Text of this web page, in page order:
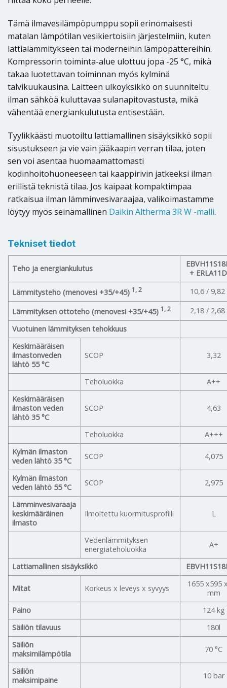
Tämä ilmavesilämpöpumppu sopii erinomaisesti
matalan lämpötilan vesikiertoisiin järjestelmiin, kuten
lattialämmitykseen tai moderneihin lämpöpattereihin.
Kompressorin toiminta-alue ulottuu jopa -25 °C, mikä
takaa luotettavan toiminnan myös kylminä
talvikuukausina. Laitteen ulkoyksikkö on suunniteltu
ilman sähköä kuluttavaa sulanapitovastusta, mikä
vähentää energiankulutusta entisestään.
Tyylikkäästi muotoiltu lattiamallinen sisäyksikkö sopii
sisustukseen ja vie vain jääkaapin verran tilaa, joten
sen voi asentaa huomaamattomasti
kodinhoitohuoneeseen tai kaappirivin jatkeeksi ilman
erillistä teknistä tilaa. Jos kaipaat kompaktimpaa
ratkaisua ilman lämminvesivaraajaa, valikoimastamme
löytyy myös seinämallinen Daikin Altherma 3R W -malli.
Tekniset tiedot
Teho ja energiankulutus
+
Lämmitysteho (menovesi +35/+45) 1, 2 10,6 / 9,82
Lämmityksen ottoteho (menovesi +35/+45) 1, 2
2,18 / 2,68
Vuotuinen lämmityksen tehokkuus
Keskimääräisen
ilmastonveden
lähtö 55 °C
SCOP 3,32
Teholuokka
A++
Keskimääräisen
ilmaston veden
lähtö 35 °C
SCOP 4,63
Teholuokka
A+++
Kylmän ilmaston
veden lähtö 35 °C
SCOP 4,075
Kylmän ilmaston
veden lähtö 55 °C
SCOP 2,975
Lämminvesivaraaja
keskimääräinen
ilmasto
Ilmoitettu kuormitusprofiili L
Vedenlämmityksen
energiateholuokka
A+
Lattiamallinen sisäyksikkö
Mitat Korkeus x leveys x syvyys
1655 x595
mm
Paino
124 kg
Säiliön tilavuus
180l
Säiliön
maksimilämpötila
70 °C
Säiliön
maksimipaine
10 bar